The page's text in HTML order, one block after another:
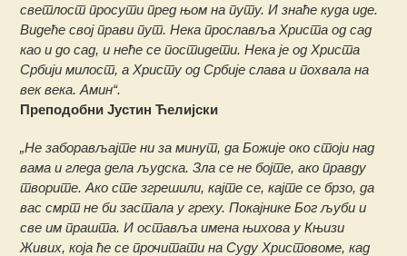
светлост просути пред њом на путу. И знаће куда иде.
Видеће свој прави пут. Нека прославља Христа од сад
као и до сад, и неће се постидети. Нека је од Христа
Србији милост, а Христу од Србије слава и похвала на
век века. Амин“.
Преподобни Јустин Ћелијски
„Не заборављајте ни за минут, да Божије око стоји над
вама и гледа дела људска. Зла се не бојте, ако правду
творите. Ако сте згрешили, кајте се, кајте се брзо, да
вас смрт не би застала у греху. Покајнике Бог љуби и
све им прашта. И оставља имена њихова у Књизи
Живих, која ће се прочитати на Суду Христовоме, кад